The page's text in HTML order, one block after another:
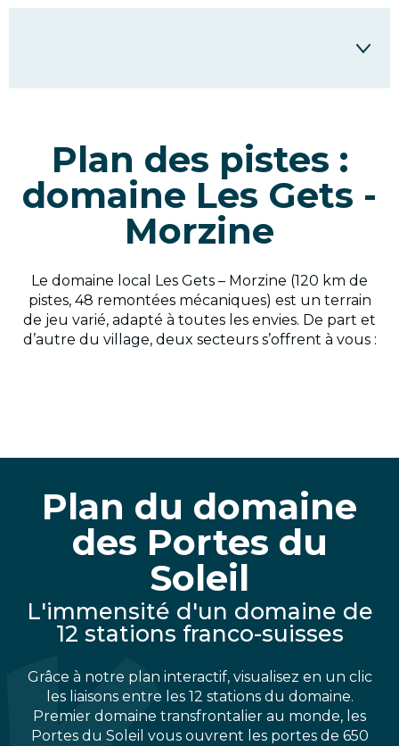
Plan des pistes :
domaine Les Gets -
Morzine
Le domaine local Les Gets – Morzine (120 km de
pistes, 48 remontées mécaniques) est un terrain
de jeu varié, adapté à toutes les envies. De part et
d’autre du village, deux secteurs s’offrent à vous :
Plan du domaine
des Portes du
Soleil
L'immensité d'un domaine de
12 stations franco-suisses
Grâce à notre plan interactif, visualisez en un clic
les liaisons entre les 12 stations du domaine.
Premier domaine transfrontalier au monde, les
Portes du Soleil vous ouvrent les portes de 650